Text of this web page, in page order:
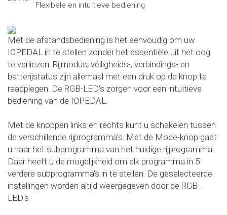
Flexibele en intuïtieve bediening
Met de afstandsbediening is het eenvoudig om uw
IOPEDAL in te stellen zonder het essentiële uit het oog
te verliezen. Rijmodus, veiligheids-, verbindings- en
batterijstatus zijn allemaal met een druk op de knop te
raadplegen. De RGB-LED's zorgen voor een intuïtieve
bediening van de IOPEDAL.
Met de knoppen links en rechts kunt u schakelen tussen
de verschillende rijprogramma's. Met de Mode-knop gaat
u naar het subprogramma van het huidige rijprogramma.
Daar heeft u de mogelijkheid om elk programma in 5
verdere subprogramma's in te stellen. De geselecteerde
instellingen worden altijd weergegeven door de RGB-
LED's.